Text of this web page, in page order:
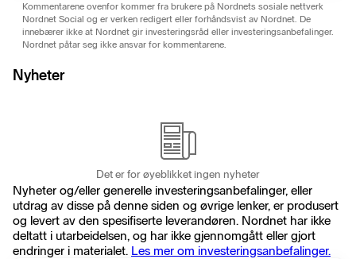
Kommentarene ovenfor kommer fra brukere på Nordnets sosiale nettverk
Nordnet Social og er verken redigert eller forhåndsvist av Nordnet. De
innebærer ikke at Nordnet gir investeringsråd eller investeringsanbefalinger.
Nordnet påtar seg ikke ansvar for kommentarene.
Nyheter
Det er for øyeblikket ingen nyheter
Nyheter og/eller generelle investeringsanbefalinger, eller
utdrag av disse på denne siden og øvrige lenker, er produsert
og levert av den spesifiserte leverandøren. Nordnet har ikke
deltatt i utarbeidelsen, og har ikke gjennomgått eller gjort
endringer i materialet. Les mer om investeringsanbefalinger.